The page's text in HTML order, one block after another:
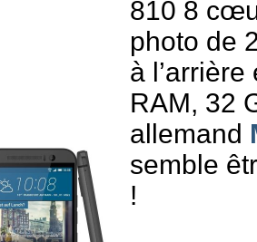
810 8
photo de
à
RAM, 32
allemand
semble
!